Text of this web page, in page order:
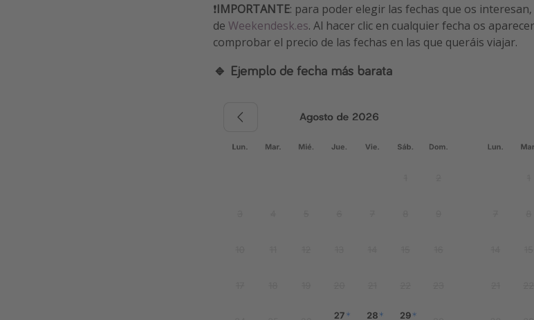
❗️IMPORTANTE: para poder elegir las fechas que os
de Weekendesk.es. Al hacer clic en cualquier fecha os
comprobar el precio de las fechas en las que queráis viajar.
🔹 Ejemplo de fecha más barata